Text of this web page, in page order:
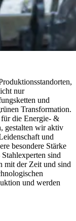
nur
und
Transformation.
die Energie- &
gestalten wir aktiv
und
besondere Stärke
sind
mit der Zeit und sind
und werden